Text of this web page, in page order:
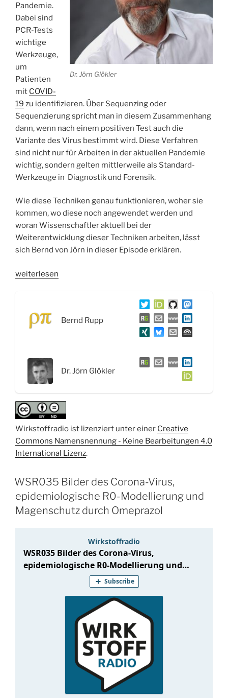
Dr. Jörn Glökler
Pandemie.
Dabei sind
PCR-Tests
wichtige
Werkzeuge,
um
Patienten
mit COVID-
19 zu identifizieren. Über Sequenzing oder
Sequenzierung spricht man in diesem Zusammenhang
dann, wenn nach einem positiven Test auch die
Variante des Virus bestimmt wird. Diese Verfahren
sind nicht nur für Arbeiten in der aktuellen Pandemie
wichtig, sondern gelten mittlerweile als Standard-
Werkzeuge in Diagnostik und Forensik.
Wie diese Techniken genau funktionieren, woher sie
kommen, wo diese noch angewendet werden und
woran Wissenschaftler aktuell bei der
Weiterentwicklung dieser Techniken arbeiten, lässt
sich Bernd von Jörn in dieser Episode erklären.
„WSR040
NGS:
DNA
Interview
mit
Dr.
Jörn
Glökler“
weiterlesen
Bernd Rupp
Dr. Jörn Glökler
Wirkstoffradio ist lizenziert unter einer Creative
Commons Namensnennung - Keine Bearbeitungen 4.0
International Lizenz.
WSR035 Bilder des Corona-Virus,
epidemiologische R0-Modellierung und
Magenschutz durch Omeprazol